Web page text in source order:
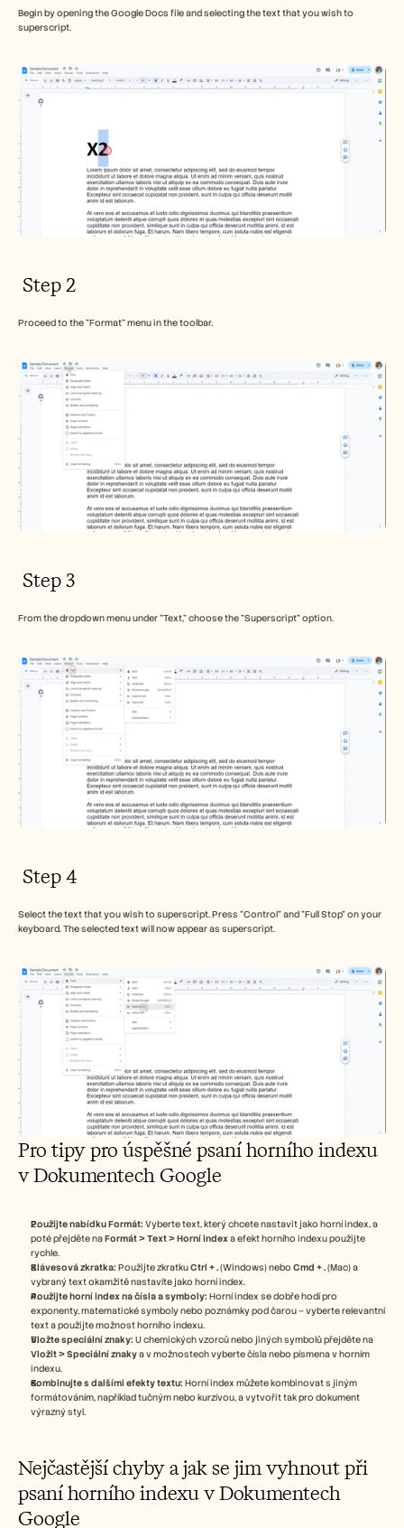
Begin by opening the Google Docs file and selecting the text that you wish to
superscript.
Step 2
Proceed to the "Format" menu in the toolbar.
Step 3
From the dropdown menu under "Text," choose the "Superscript" option.
Step 4
Select the text that you wish to superscript. Press "Control" and "Full Stop" on your
keyboard. The selected text will now appear as superscript.
Pro tipy pro úspěšné psaní horního indexu
v Dokumentech Google
Použijte nabídku Formát: Vyberte text, který chcete nastavit jako horní index, a
poté přejděte na Formát > Text > Horní index a efekt horního indexu použijte
rychle.
Klávesová zkratka: Použijte zkratku Ctrl + . (Windows) nebo Cmd + . (Mac) a
vybraný text okamžitě nastavíte jako horní index.
Použijte horní index na čísla a symboly: Horní index se dobře hodí pro
exponenty, matematické symboly nebo poznámky pod čarou – vyberte relevantní
text a použijte možnost horního indexu.
Vložte speciální znaky:
Vložit > Speciální znaky a v možnostech vyberte čísla nebo písmena v horním
indexu.
Kombinujte s dalšími efekty textu: Horní index můžete kombinovat s jiným
formátováním, například tučným nebo kurzívou, a vytvořit tak pro dokument
výrazný styl.
Nejčastější chyby a jak se jim vyhnout při
psaní horního indexu v Dokumentech
Google